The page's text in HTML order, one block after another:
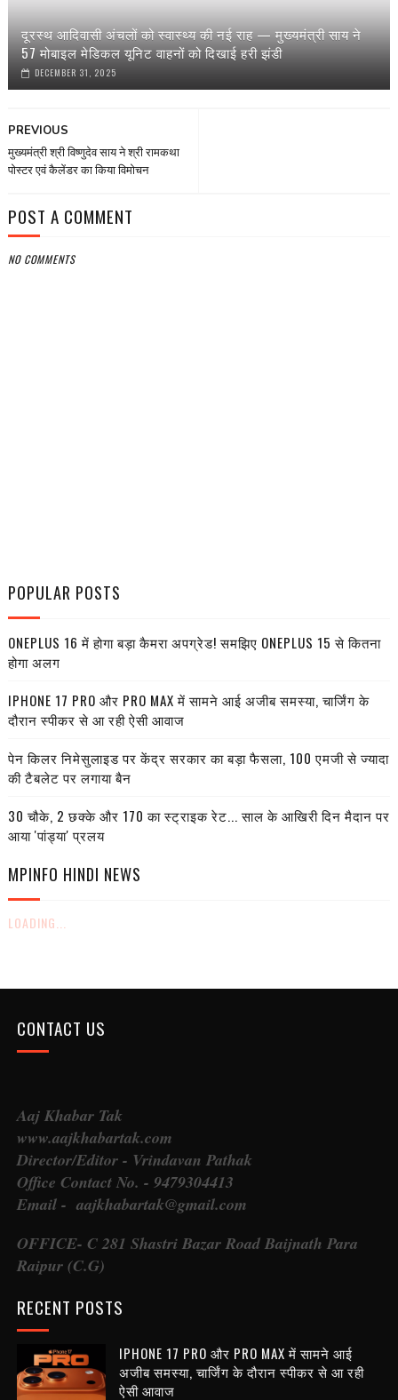
दूरस्थ आदिवासी अंचलों को स्वास्थ्य की नई राह — मुख्यमंत्री साय ने
57 मोबाइल मेडिकल यूनिट वाहनों को दिखाई हरी झंडी
DECEMBER 31, 2025
PREVIOUS
मुख्यमंत्री श्री विष्णुदेव साय ने श्री रामकथा
पोस्टर एवं कैलेंडर का किया विमोचन
POST A COMMENT
NO COMMENTS
POPULAR POSTS
ONEPLUS 16 में होगा बड़ा कैमरा अपग्रेड! समझिए ONEPLUS 15 से कितना
होगा अलग
IPHONE 17 PRO और PRO MAX में सामने आई अजीब समस्या, चार्जिंग के
दौरान स्पीकर से आ रही ऐसी आवाज
पेन किलर निमेसुलाइड पर केंद्र सरकार का बड़ा फैसला, 100 एमजी से ज्यादा
की टैबलेट पर लगाया बैन
30 चौके, 2 छक्के और 170 का स्ट्राइक रेट... साल के आखिरी दिन मैदान पर
आया 'पांड्या' प्रलय
MPINFO HINDI NEWS
LOADING...
CONTACT US
Aaj Khabar Tak
www.aajkhabartak.com
Director/Editor - Vrindavan Pathak
Office Contact No. - 9479304413
Email - aajkhabartak@gmail.com
OFFICE- C 281 Shastri Bazar Road Baijnath Para
Raipur (C.G)
RECENT POSTS
IPHONE 17 PRO और PRO MAX में सामने आई
अजीब समस्या, चार्जिंग के दौरान स्पीकर से आ रही
ऐसी आवाज